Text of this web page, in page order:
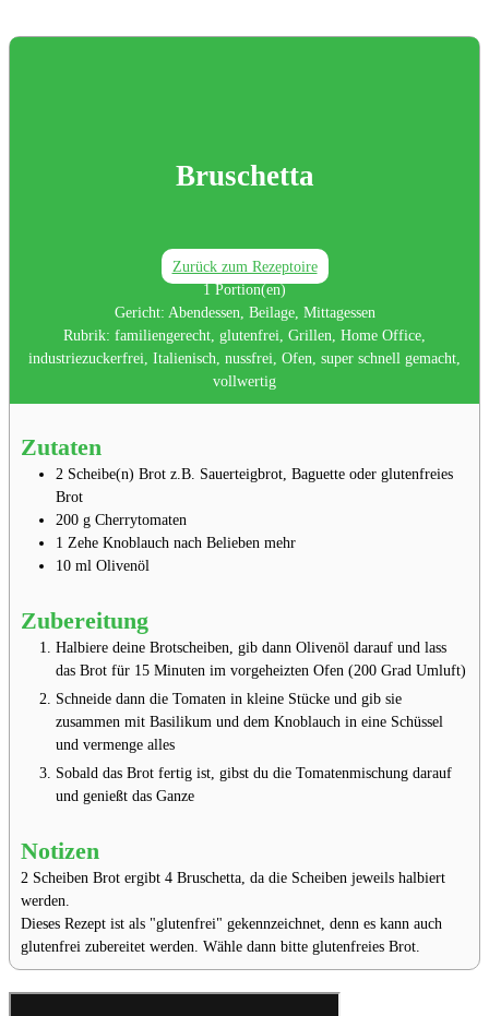
Bruschetta
Zurück zum Rezeptoire
1 Portion(en)
Gericht: Abendessen, Beilage, Mittagessen
Rubrik: familiengerecht, glutenfrei, Grillen, Home Office,
industriezuckerfrei, Italienisch, nussfrei, Ofen, super schnell gemacht,
vollwertig
Zutaten
2 Scheibe(n) Brot z.B. Sauerteigbrot, Baguette oder glutenfreies
Brot
200 g Cherrytomaten
1 Zehe Knoblauch nach Belieben mehr
10 ml Olivenöl
Zubereitung
Halbiere deine Brotscheiben, gib dann Olivenöl darauf und lass
das Brot für 15 Minuten im vorgeheizten Ofen (200 Grad Umluft)
Schneide dann die Tomaten in kleine Stücke und gib sie
zusammen mit Basilikum und dem Knoblauch in eine Schüssel
und vermenge alles
Sobald das Brot fertig ist, gibst du die Tomatenmischung darauf
und genießt das Ganze
Notizen
2 Scheiben Brot ergibt 4 Bruschetta, da die Scheiben jeweils halbiert
werden.
Dieses Rezept ist als "glutenfrei" gekennzeichnet, denn es kann auch
glutenfrei zubereitet werden. Wähle dann bitte glutenfreies Brot.